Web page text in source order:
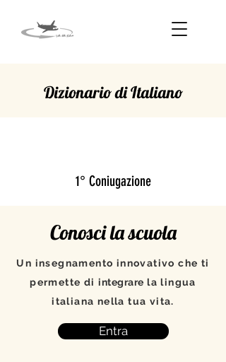
Dizionario di Italiano
1° Coniugazione
Conosci la scuola
Un insegnamento innovativo che ti
permette diintegrare la lingua
italiana nella tua vita.
Entra